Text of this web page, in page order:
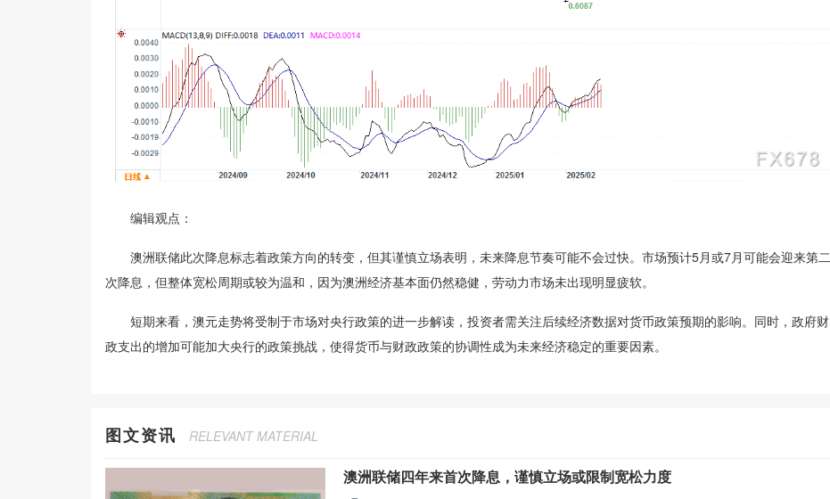
编辑观点：
澳洲联储此次降息标志着政策方向的转变，但其谨慎立场表明，未来降息节奏可能不会过快。市场预计5月或7月可能会迎来第二
次降息，但整体宽松周期或较为温和，因为澳洲经济基本面仍然稳健，劳动力市场未出现明显疲软。
短期来看，澳元走势将受制于市场对央行政策的进一步解读，投资者需关注后续经济数据对货币政策预期的影响。同时，政府财
政支出的增加可能加大央行的政策挑战，使得货币与财政政策的协调性成为未来经济稳定的重要因素。
图文资讯 RELEVANT MATERIAL
澳洲联储四年来首次降息，谨慎立场或限制宽松力度